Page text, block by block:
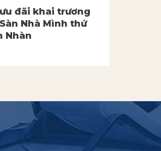
đãi khai trương
Nhà Mình thứ
Nhàn